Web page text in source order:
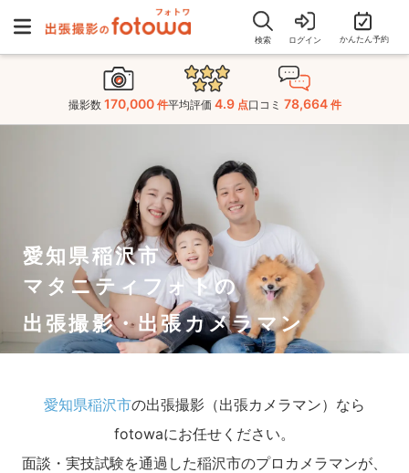
検索 ログイン かんたん予約
撮影数 170,000 件平均評価 4.9 点口コミ 78,664 件
愛知県稲沢市
マタニティフォトの
出張撮影・出張カメラマン
愛知県稲沢市の出張撮影（出張カメラマン）なら
fotowaにお任せください。
面談・実技試験を通過した稲沢市のプロカメラマンが、